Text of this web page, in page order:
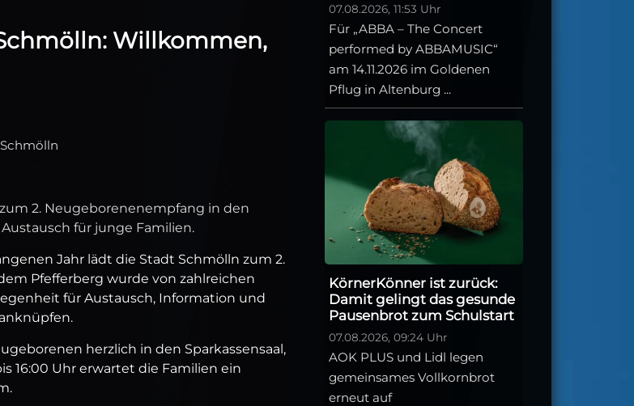
Willkommen,
zum 2. Neugeborenenempfang in den
für junge Familien.
Jahr lädt die Stadt Schmölln zum 2.
Pfefferberg wurde von zahlreichen
für Austausch, Information und
herzlich in den Sparkassensaal,
16:00 Uhr erwartet die Familien ein
07.08.2026, 11:53 Uhr
Für „ABBA – The Concert
performed by ABBAMUSIC“
am 14.11.2026 im Goldenen
Pflug in Altenburg ...
KörnerKönner ist zurück:
Damit gelingt das gesunde
Pausenbrot zum Schulstart
07.08.2026, 09:24 Uhr
AOK PLUS und Lidl legen
gemeinsames Vollkornbrot
erneut auf